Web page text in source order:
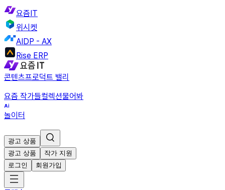
요즘IT
위시켓
AIDP - AX
Rise ERP
콘텐츠프로덕트 밸리
요즘 작가들컬렉션물어봐
놀이터
광고 상품
광고 상품
작가 지원
로그인
회원가입